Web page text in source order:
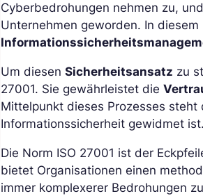
Cyberbedrohungen nehmen zu,
Unternehmen geworden. In
Um diesenSicherheitsansatz zu
27001. Sie gewährleistet die
Mittelpunkt dieses Prozesses steht
Informationssicherheit gewidmet ist.
Die Norm ISO 27001 ist der
bietet Organisationen einen
immer komplexerer Bedrohungen